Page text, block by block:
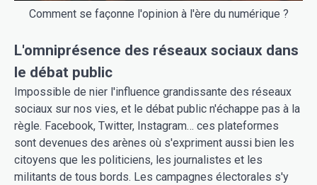
Comment se façonne l'opinion à l'ère du numérique ?
L'omniprésence des réseaux sociaux dans
le débat public
Impossible de nier l'influence grandissante des réseaux
sociaux sur nos vies, et le débat public n'échappe pas à la
règle. Facebook, Twitter, Instagram… ces plateformes
sont devenues des arènes où s'expriment aussi bien les
citoyens que les politiciens, les journalistes et les
militants de tous bords. Les campagnes électorales s'y